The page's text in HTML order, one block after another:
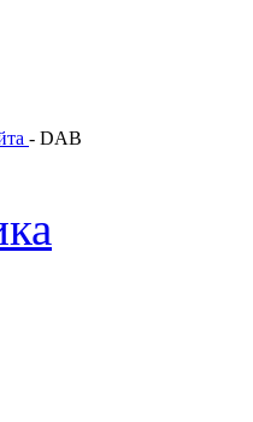
- DAB